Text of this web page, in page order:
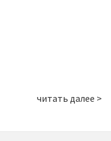
читать далее >